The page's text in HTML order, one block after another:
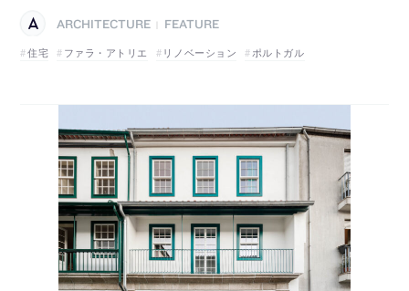
ARCHITECTURE
FEATURE
住宅
ファラ・アトリエ リノベーション ポルトガル